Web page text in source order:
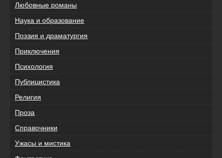
Любовные романы
Наука и образование
Поэзия и драматургия
Приключения
Психология
Публицистика
Религия
Проза
Справочники
Ужасы и мистика